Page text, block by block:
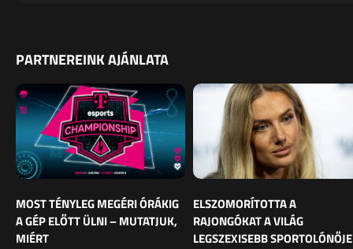
PARTNEREINK AJÁNLATA
MOST TÉNYLEG MEGÉRI ÓRÁKIG
A GÉP ELŐTT ÜLNI – MUTATJUK,
MIÉRT
ELSZOMORÍTOTTA A
RAJONGÓKAT A VILÁG
LEGSZEXISEBB SPORTOLÓNŐJE